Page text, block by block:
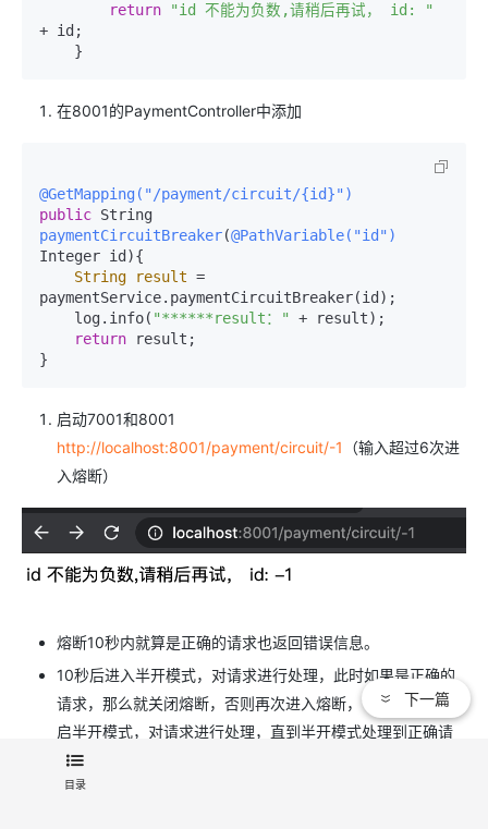
return
"id 不能为负数,请稍后再试， id: "
+ id;
在8001的PaymentController中添加
@GetMapping("/payment/circuit/{id}")
public
paymentCircuitBreaker(@PathVariable("id")
Integer id){
String
result =
paymentService.paymentCircuitBreaker(id);
    log.info(
"******result："
+ result);
return result;
}
启动7001和8001
http://localhost:8001/payment/circuit/-1
（输入超过6次进
入熔断）
熔断10秒内就算是正确的请求也返回错误信息。
10秒后进入半开模式，对请求进行处理，此时如果是正确的
请求，那么就关闭熔断，否则再次进入熔断，10秒后再次开
启半开模式，对请求进行处理，直到半开模式处理到正确请
求。
目录
下一篇